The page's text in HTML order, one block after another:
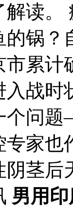
读。
锅？
累计
战时
个问
专家
茎后
男用